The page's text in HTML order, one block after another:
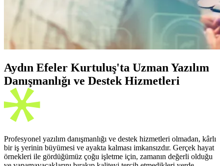
Aydın Efeler Kurtuluş'ta Uzman Yazılım
Danışmanlığı ve Destek Hizmetleri
Profesyonel yazılım danışmanlığı ve destek hizmetleri olmadan, kârlı
bir iş yerinin büyümesi ve ayakta kalması imkansızdır. Gerçek hayat
örnekleri ile gördüğümüz çoğu işletme için, zamanın değerli olduğu